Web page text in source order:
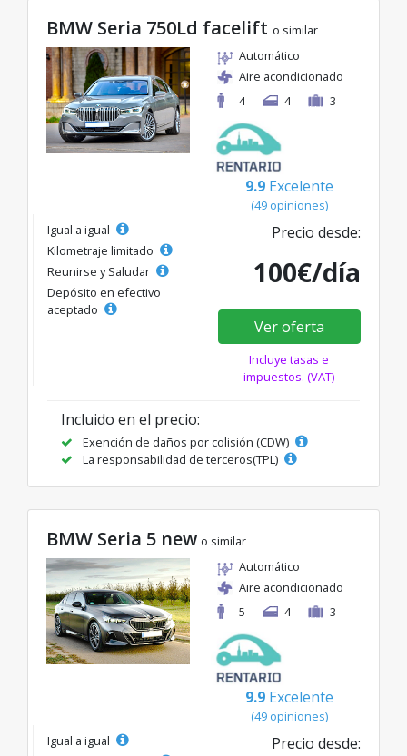
BMW Seria 750Ld facelift o similar
Automático
Aire acondicionado
4
4 3
9.9 Excelente
(49 opiniones)
Igual a igual
Kilometraje limitado
Reunirse y Saludar
Depósito en efectivo
aceptado
Precio desde:
100€/día
Ver oferta
Incluye tasas e
impuestos. (VAT)
Incluido en el precio:
Exención de daños por colisión (CDW)
La responsabilidad de terceros(TPL)
BMW Seria 5 new o similar
Automático
Aire acondicionado
5
4 3
9.9 Excelente
(49 opiniones)
Igual a igual
Precio desde: